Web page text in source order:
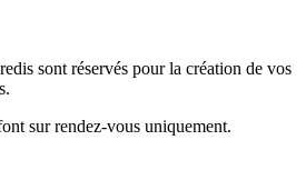
sont réservés pour la création de vos
sur rendez-vous uniquement.